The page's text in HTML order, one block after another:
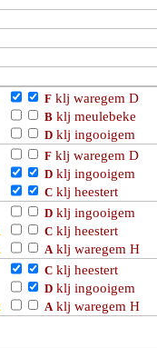
F klj waregem D
B klj meulebeke
D klj ingooigem
F klj waregem D
D klj ingooigem
C klj heestert
D klj ingooigem
C klj heestert
A klj waregem H
C klj heestert
D klj ingooigem
A klj waregem H